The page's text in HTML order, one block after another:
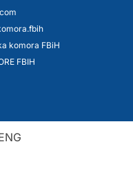
komora FBiH
FBIH